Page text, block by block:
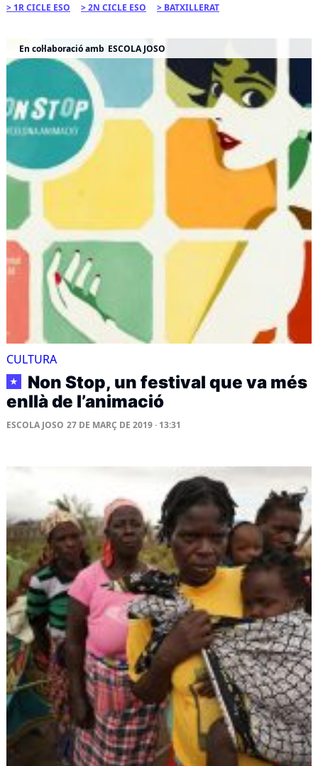
1R CICLE ESO 2N CICLE ESO BATXILLERAT
En col·laboració amb ESCOLA JOSO
CULTURA
★
Non Stop, un festival que va més
enllà de l’animació
ESCOLA JOSO 27 DE MARÇ DE 2019 · 13:31